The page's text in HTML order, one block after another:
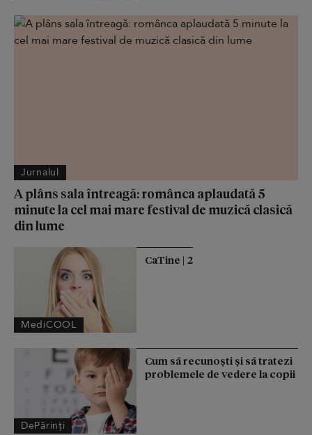
Jurnalul
A plâns sala întreagă: românca aplaudată 5
minute la cel mai mare festival de muzică clasică
din lume
MediCOOL
CaTine | 2
DePărinți
Cum să recunoști și să tratezi
problemele de vedere la copii